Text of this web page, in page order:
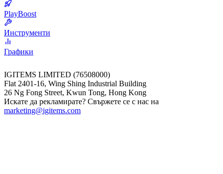
PlayBoost
Инструменти
Графики
IGITEMS LIMITED (76508000)
Flat 2401-16, Wing Shing Industrial Building
26 Ng Fong Street, Kwun Tong, Hong Kong
Искате да рекламирате? Свържете се с нас на
marketing@igitems.com